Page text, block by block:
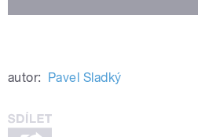
autor: Pavel Sladký